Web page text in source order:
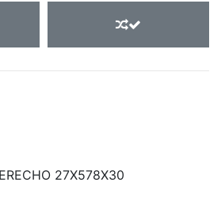
27X578X30